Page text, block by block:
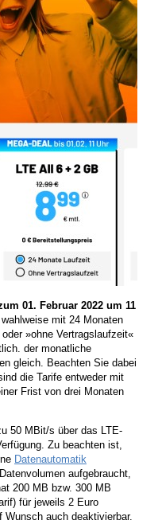
01. Februar 2022 um 11
mit 24 Monaten
»ohne Vertragslaufzeit«
der monatliche
gleich. Beachten Sie dabei
die Tarife entweder mit
Frist von drei Monaten
50 MBit/s über das LTE-
Zu beachten ist,
Datenautomatik
aufgebraucht,
200 MB bzw. 300 MB
für jeweils 2 Euro
auch deaktivierbar.